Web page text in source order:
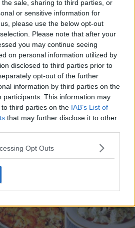
the sale, sharing to third parties, or
or sensitive information for
please use the below opt-out
Please note that after your
you may continue seeing
on personal information utilized by
disclosed to third parties prior to
opt-out of the further
information by third parties on the
participants. This information may
third parties on the IAB’s List of
that may further disclose it to other
Opt Outs
de vară fără prelucrare termică
06.08.2026